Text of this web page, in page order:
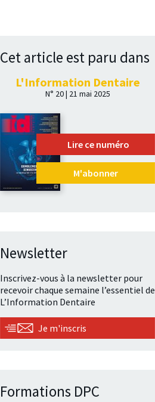
Cet article est paru dans
L'Information Dentaire
N° 20 | 21 mai 2025
Lire ce numéro
M'abonner
Newsletter
Inscrivez-vous à la newsletter pour
recevoir chaque semaine l’essentiel de
L’Information Dentaire
Je m'inscris
Formations DPC